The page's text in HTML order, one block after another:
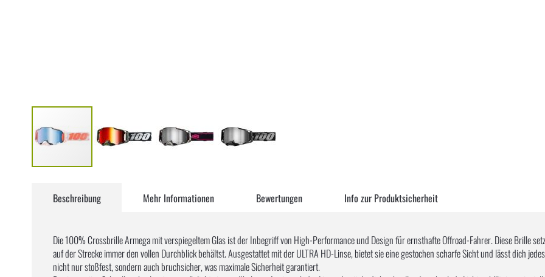
Beschreibung
Die 100% Crossbrille Armega mit verspiegeltem Glas ist der Inbegriff von High-Performance und Design für ernsthafte Offroad-Fahrer. Diese Brille
auf der Strecke immer den vollen Durchblick behältst. Ausgestattet mit der ULTRA HD-Linse, bietet sie eine gestochen scharfe Sicht und lässt dich
nicht nur stoßfest, sondern auch bruchsicher, was maximale Sicherheit garantiert.
Mehr Informationen Bewertungen Info zur Produktsicherheit